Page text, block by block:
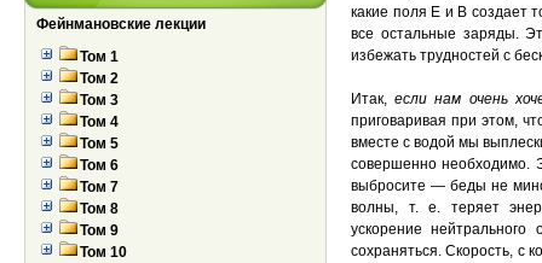
Фейнмановские лекции
Том 1
Том 2
Том 3
Том 4
Том 5
Том 6
Том 7
Том 8
Том 9
Том 10
какие поля Е и В создает
все остальные заряды.
избежать трудностей с
Итак,если нам очень
приговаривая при этом,
вместе с водой мы
совершенно необходимо.
выбросите — беды не
волны, т. е. теряет
ускорение
сохраняться. Скорость, с